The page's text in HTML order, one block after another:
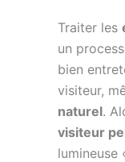
Traiter les
un
bien
visiteur,
naturel.
visiteur
lumineuse